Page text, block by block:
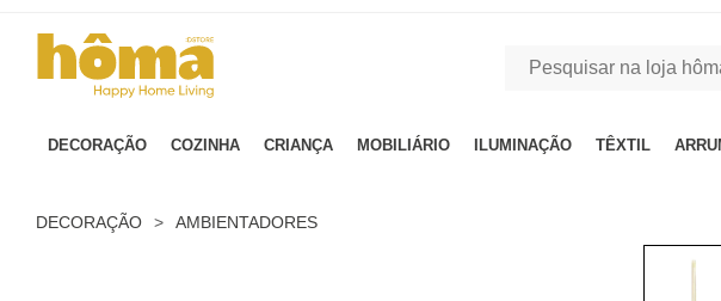
DECORAÇÃO COZINHA CRIANÇA MOBILIÁRIO ILUMINAÇÃO TÊXTIL
DECORAÇÃO > AMBIENTADORES